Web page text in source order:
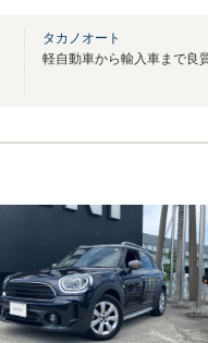
タカノオート
軽自動車から輸入車まで良